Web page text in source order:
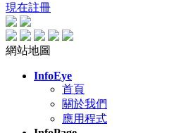
現在註冊
網站地圖
InfoEye
首頁
關於我們
應用程式